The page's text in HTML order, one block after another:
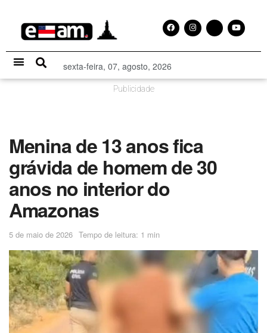
sexta-feira, 07, agosto, 2026
Publicidade
Menina de 13 anos fica
grávida de homem de 30
anos no interior do
Amazonas
5 de maio de 2026 Tempo de leitura: 1 min